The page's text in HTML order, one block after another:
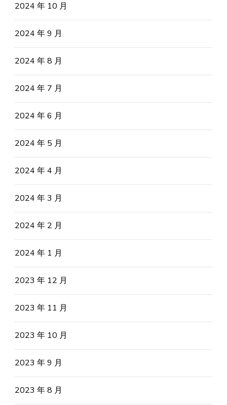
2024 年 10 月
2024 年 9 月
2024 年 8 月
2024 年 7 月
2024 年 6 月
2024 年 5 月
2024 年 4 月
2024 年 3 月
2024 年 2 月
2024 年 1 月
2023 年 12 月
2023 年 11 月
2023 年 10 月
2023 年 9 月
2023 年 8 月